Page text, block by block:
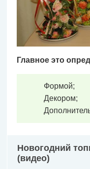
Главное это
Формой;
Декором;
Новогодний
(видео)